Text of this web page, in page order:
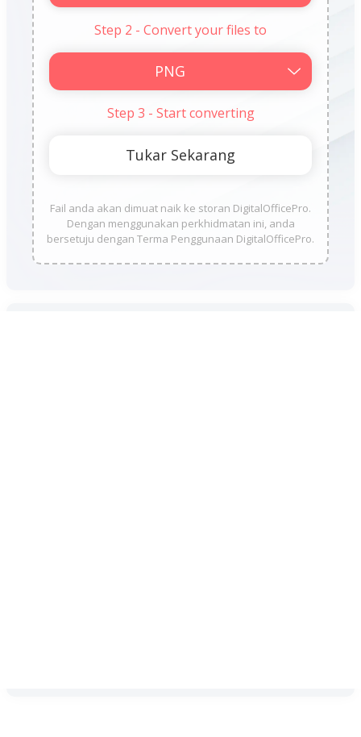
Step 2 - Convert your files to
Step 3 - Start converting
Fail anda akan dimuat naik ke storan DigitalOfficePro.
Dengan menggunakan perkhidmatan ini, anda
bersetuju dengan Terma Penggunaan DigitalOfficePro.